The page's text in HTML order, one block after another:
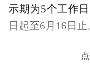
示期为5个工作
日起至6月16日止
公示期间，如有